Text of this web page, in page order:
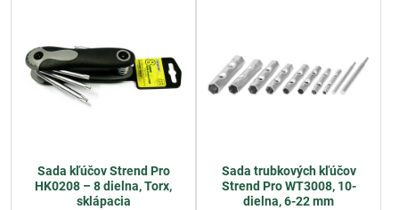
Sada kľúčov Strend Pro
HK0208 – 8 dielna, Torx,
sklápacia
Sada trubkových kľúčov
Strend Pro WT3008, 10-
dielna, 6-22 mm